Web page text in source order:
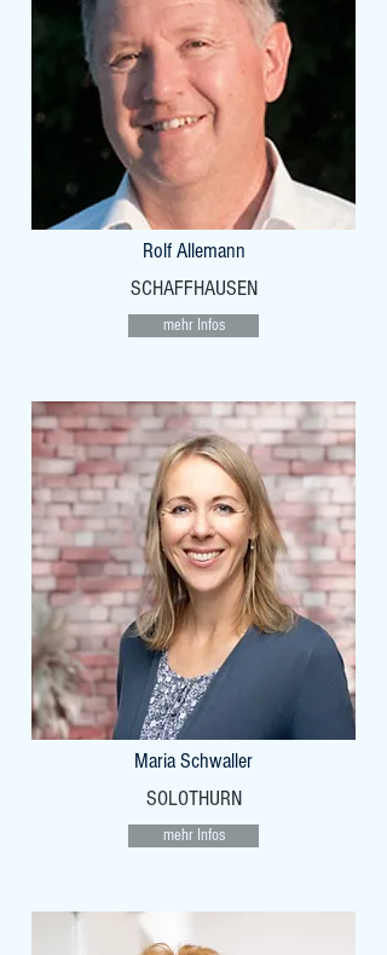
Rolf Allemann
SCHAFFHAUSEN
mehr Infos
Maria Schwaller
SOLOTHURN
mehr Infos